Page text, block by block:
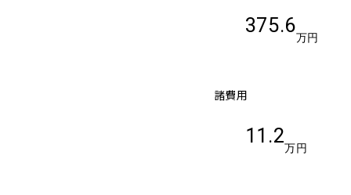
375.6
万円
諸費用
11.2
万円